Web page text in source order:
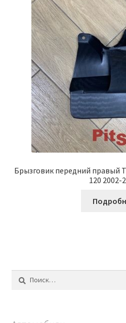
Брызговик передний правый
120 2002-
Найти: